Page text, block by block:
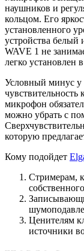
наушников и
кольцом. Его
установленного
устройства белый
WAVE 1 не
легко установлен
Условный минус
микрофон
можно убрать с
которую
Кому подойдет
Стримерам,
Ценителям
источники